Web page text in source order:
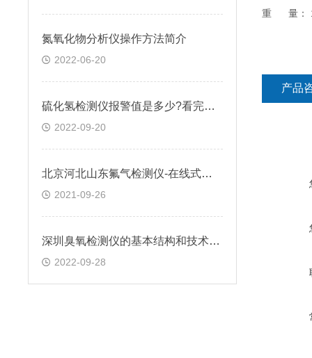
氮氧化物分析仪操作方法简介
2022-06-20
硫化氢检测仪报警值是多少?看完本文你就明白
2022-09-20
北京河北山东氟气检测仪-在线式氟气检测仪厂家-便携式氟气检测仪价格
2021-09-26
深圳臭氧检测仪的基本结构和技术指标
2022-09-28
重 量：
产品